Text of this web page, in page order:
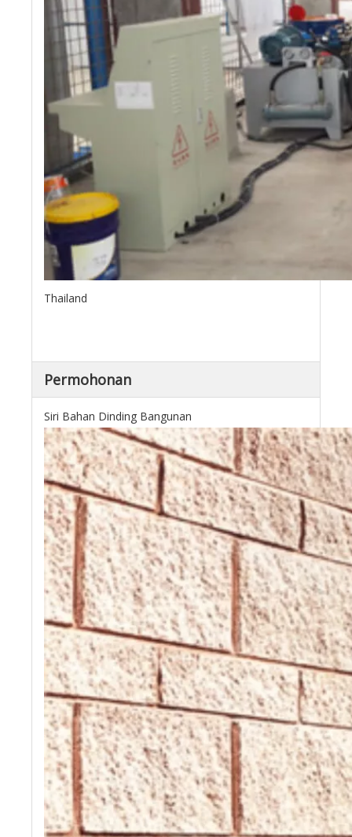
Thailand
Permohonan
Siri Bahan Dinding Bangunan